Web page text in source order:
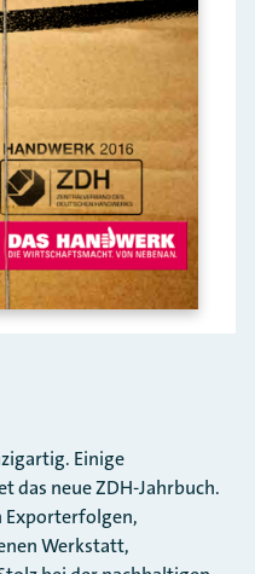
Einige
das neue ZDH-Jahrbuch.
Exporterfolgen,
Werkstatt,